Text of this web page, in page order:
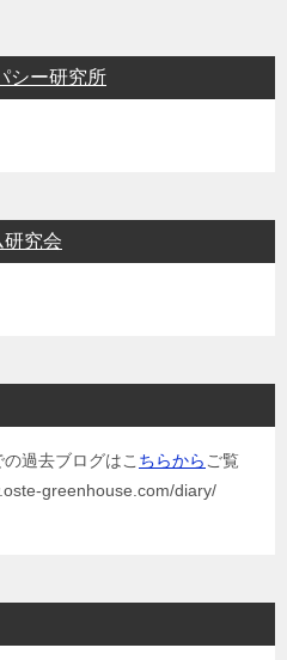
シー研究所
研究会
過去ブログはこ ちらから ご覧
greenhouse.com/diary/